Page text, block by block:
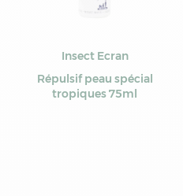
Insect Ecran
Répulsif peau spécial
tropiques 75ml